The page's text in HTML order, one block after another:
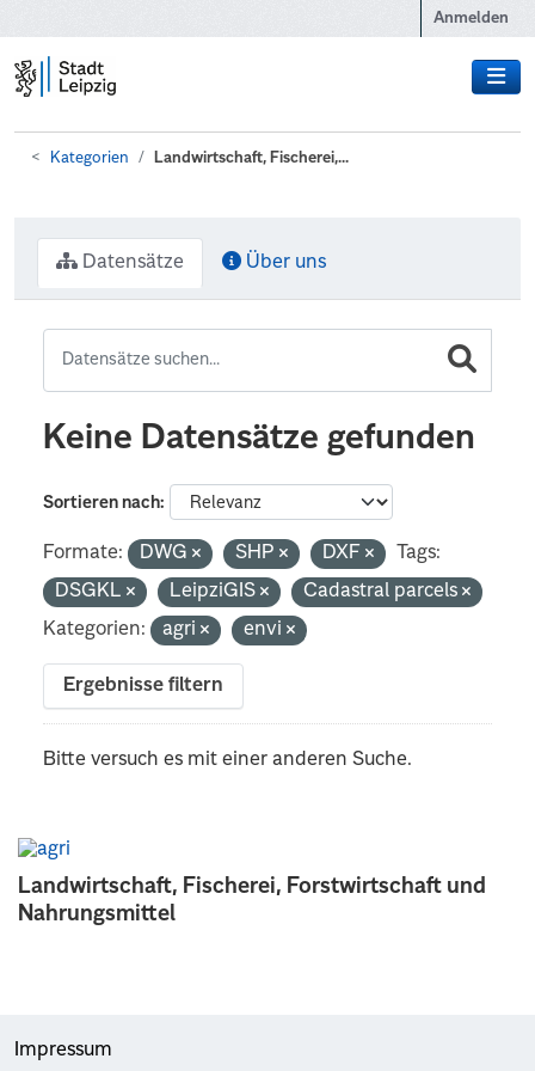
Anmelden
Kategorien Landwirtschaft, Fischerei,...
Landwirtschaft, Fischerei, Forstwirtschaft und
Nahrungsmittel
Datensätze Über uns
Keine Datensätze gefunden
Sortieren nach
Formate: DWG SHP DXF
Tags:
DSGKL
LeipziGIS
Cadastral parcels
Kategorien:
agri envi
Ergebnisse filtern
Bitte versuch es mit einer anderen Suche.
Impressum